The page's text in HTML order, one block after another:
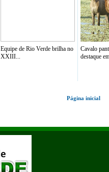
Equipe de Rio Verde brilha no
XXIII...
Cavalo
destaque
Página inicial